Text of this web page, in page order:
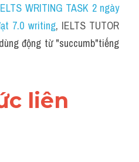
WRITING TASK 2 ngày
7.0 writing, IELTS TUTOR
động từ "succumb"tiếng
liên